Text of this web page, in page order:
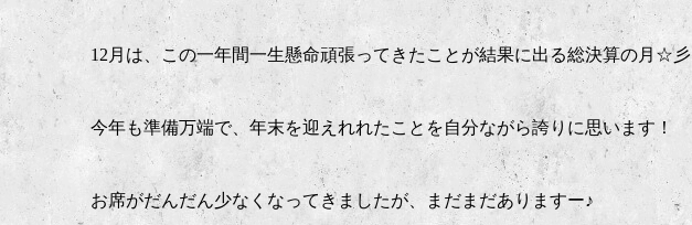
12月は、この一年間一生懸命頑張ってきたことが結果に出る総決算の月☆彡
今年も準備万端で、年末を迎えれれたことを自分ながら誇りに思います！
お席がだんだん少なくなってきましたが、まだまだありますー♪